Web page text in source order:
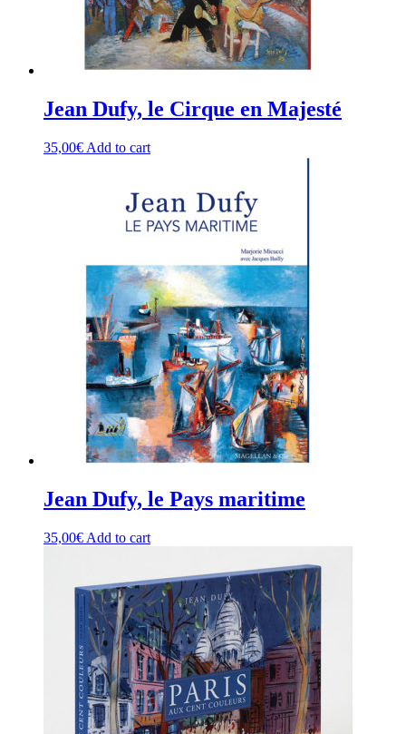
Jean Dufy, le Cirque en Majesté
35,00€ Add to cart
Jean Dufy, le Pays maritime
35,00€ Add to cart